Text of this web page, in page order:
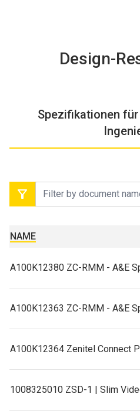
Design-
Spezifikationen
Technische
NAME
A100K12380 ZC-RMM - A&E
A100K12363 ZC-RMM - A&E
A100K12364 Zenitel Connect
1008325010 ZSD-1 | Slim